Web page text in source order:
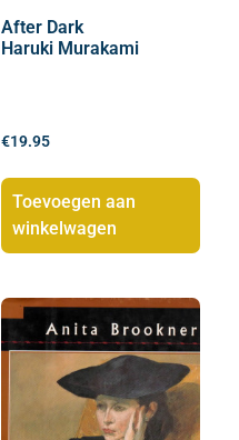
After Dark
Haruki Murakami
€19.95
Toevoegen aan
winkelwagen